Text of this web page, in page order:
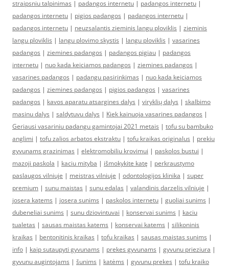
straipsniu talpinimas | padangos internetu | padangos internetu |
padangos internetu | pigios padangos | padangos internetu |
padangos internetu | neuzsalantis zieminis langu ploviklis | zieminis
langu ploviklis | langu plovimo skystis | langu ploviklis | vasarines
padangos | ziemines padangos | padangos pigiau | padangos
internetu | nuo kada keiciamos padangos | ziemines padangos |
vasarines padangos | padangu pasirinkimas | nuo kada keiciamos
padangos | ziemines padangos | pigios padangos | vasarines
padangos | kavos aparatu atsargines dalys | viryklių dalys | skalbimo
masinu dalys | saldytuvu dalys | Kiek kainuoja vasarines padangos |
Geriausi vasariniu padangu gamintojai 2021 metais | tofu su bambuko
anglimi | tofu zalios arbatos ekstraktu | tofu kraikas originalus | prekiu
gyvunams grazinimas | elektromobiliu krovimui | paskolos bustui |
mazoji paskola | kaciu mityba | išmokykite katę | perkraustymo
paslaugos vilniuje | meistras vilniuje | odontologijos klinika | super
premium | sunu maistas | sunu edalas | valandinis darzelis vilniuje |
josera katems | josera sunims | paskolos internetu | guoliai sunims |
dubeneliai sunims | sunu dziovintuvai | konservai sunims | kaciu
tualetas | sausas maistas katems | konservai katems | silikoninis
kraikas | bentonitinis kraikas | tofu kraikas | sausas maistas sunims |
info | kaip sutaupyti gyvunams | prekes gyvunams | gyvunu prieziura |
gyvunu augintojams | šunims | katėms | gyvunu prekes | tofu kraiko